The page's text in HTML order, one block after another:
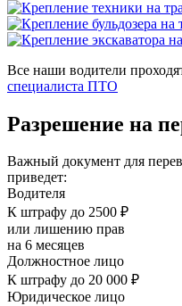
Все наши водители
специалиста ПТО
Разрешение на
Важный документ для
приведет:
Водителя
К штрафу до 2500 ₽
или лишению прав
на 6 месяцев
Должностное лицо
К штрафу до 20 000 ₽
Юридическое лицо